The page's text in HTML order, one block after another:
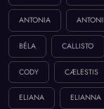
ANTONIA
BÉLA CALLISTO
CODY CÆLESTIS
ELIANA ELIANNA